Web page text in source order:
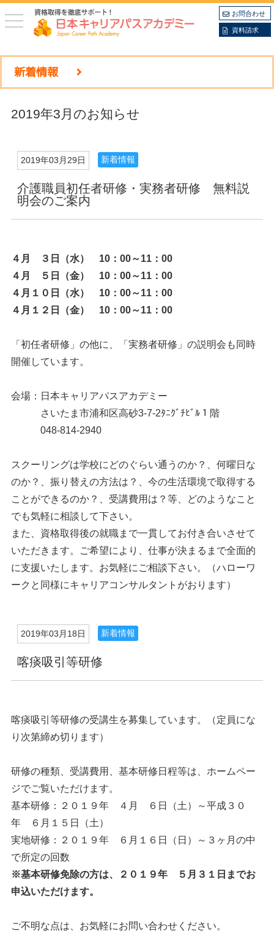
toggle
navigation
お問合わせ
資料請求
新着情報
2019年3月のお知らせ
2019年03月29日 新着情報
介護職員初任者研修・実務者研修 無料説
明会のご案内
４月 ３日（水） 10：00～11：00
４月 ５日（金） 10：00～11：00
４月１０日（水） 10：00～11：00
４月１２日（金） 10：00～11：00
「初任者研修」の他に、「実務者研修」の説明会も同時
開催しています。
会場：日本キャリアパスアカデミー
さいたま市浦和区高砂3-7-2ﾀﾆｸﾞﾁﾋﾞﾙ１階
048-814-2940
スクーリングは学校にどのぐらい通うのか？、何曜日な
のか？、振り替えの方法は？、今の生活環境で取得する
ことができるのか？、受講費用は？等、どのようなこと
でも気軽に相談して下さい。
また、資格取得後の就職まで一貫してお付き合いさせて
いただきます。ご希望により、仕事が決まるまで全面的
に支援いたします。お気軽にご相談下さい。（ハローワ
ークと同様にキャリアコンサルタントがおります）
2019年03月18日 新着情報
喀痰吸引等研修
喀痰吸引等研修の受講生を募集しています。（定員にな
り次第締め切ります）
研修の種類、受講費用、基本研修日程等は、ホームペー
ジでご覧いただけます。
基本研修：２０１９年 ４月 ６日（土）～平成３０
年 ６月１５日（土）
実地研修：２０１９年 ６月１６日（日）～３ヶ月の中
で所定の回数
※基本研修免除の方は、２０１９年 ５月３１日までお
申込いただけます。
ご不明な点は、お気軽にお問い合わせください。